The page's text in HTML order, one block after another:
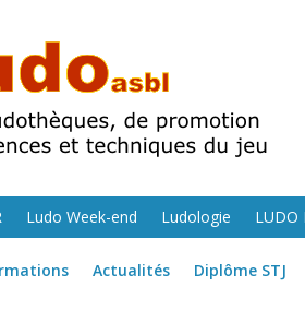
Ludo Week-end Ludologie LUDO
Actualités Diplôme STJ